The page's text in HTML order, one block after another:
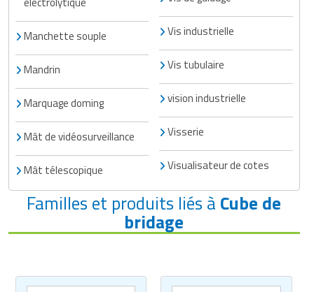
Manchette souple
Mandrin
Marquage doming
Mât de vidéosurveillance
Mât télescopique
Vis industrielle
Vis tubulaire
vision industrielle
Visserie
Visualisateur de cotes
Familles et produits liés à Cube de
bridage